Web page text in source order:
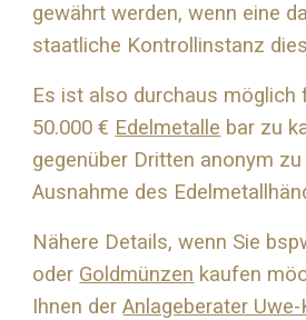
gewährt werden, wenn eine
staatliche Kontrollinstanz
Es ist also durchaus möglich
50.000 € Edelmetalle bar zu
gegenüber Dritten anonym
Ausnahme des
Nähere Details, wenn Sie
oder Goldmünzen kaufen
Ihnen derAnlageberater